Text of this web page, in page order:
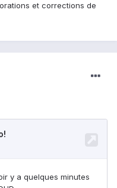
et corrections de